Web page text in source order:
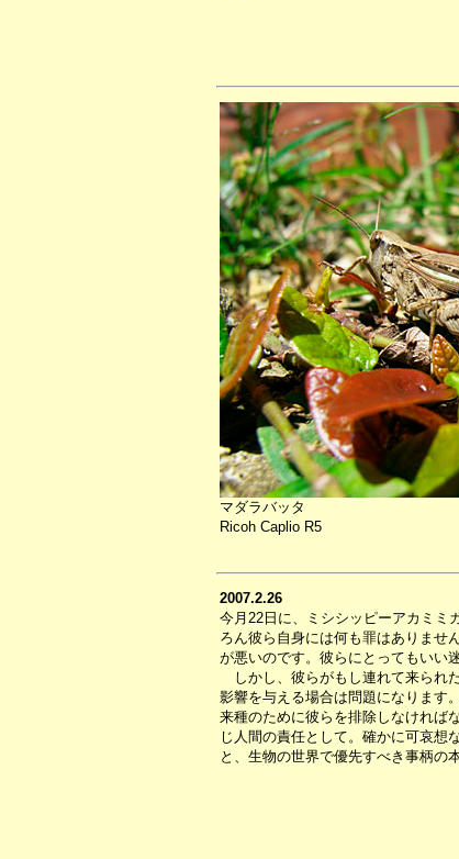
マダラバッタ
Ricoh Caplio R5
2007.2.26
今月22日に、ミシシッピーアカミミ
ろん彼ら自身には何も罪はありませ
が悪いのです。彼らにとってもいい
しかし、彼らがもし連れて来られ
影響を与える場合は問題になります
来種のために彼らを排除しなければ
じ人間の責任として。確かに可哀想
と、生物の世界で優先すべき事柄の